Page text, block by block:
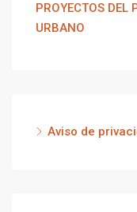
PROYECTOS DEL
URBANO
Aviso de